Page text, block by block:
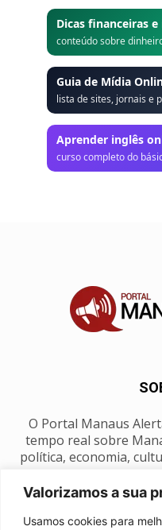
Valorizamos a sua
Usamos cookies para
Dicas financeiras
conteúdo sobre
Guia de Mídia
lista de sites, jornais e
Aprender inglês
curso completo do
O Portal Manaus
tempo real sobre
política, economia,